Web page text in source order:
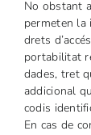
No obstant
permeten la
drets
portabilitat
dades, tret
addicional
codis
En cas de